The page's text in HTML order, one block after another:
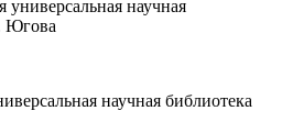
универсальная научная
Югова
научная библиотека